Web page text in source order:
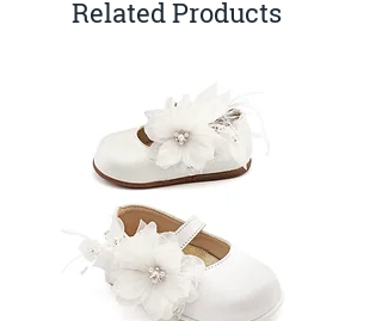
Related Products